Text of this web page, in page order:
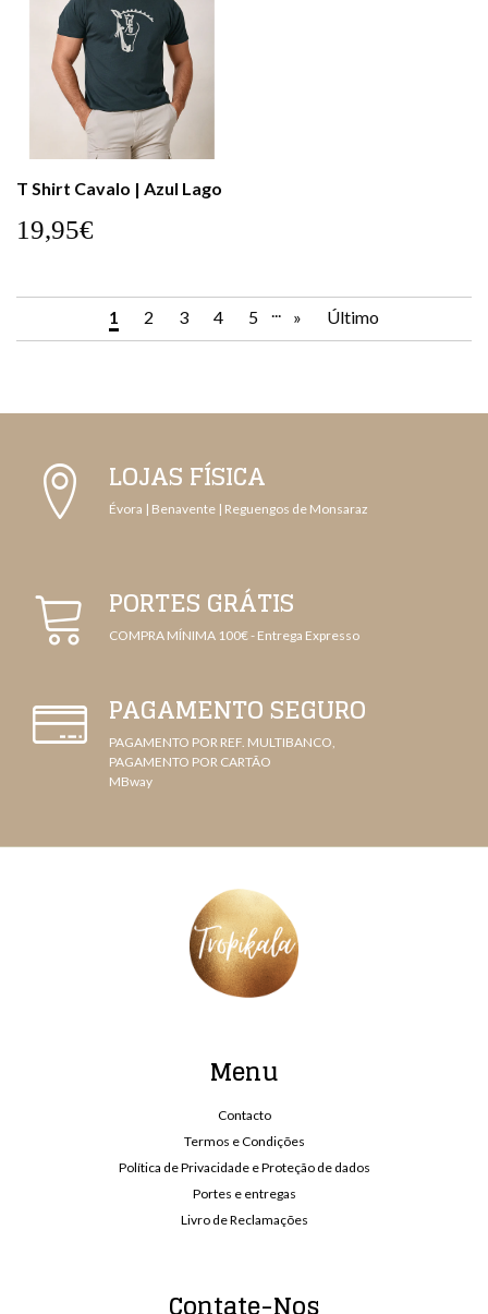
T Shirt Cavalo | Azul Lago
19,95€
1 2 3 4 5 » Último
LOJAS FÍSICA
Évora | Benavente | Reguengos de Monsaraz
PORTES GRÁTIS
COMPRA MÍNIMA 100€ - Entrega Expresso
PAGAMENTO SEGURO
PAGAMENTO POR REF. MULTIBANCO,
PAGAMENTO POR CARTÃO
MBway
Menu
Contacto
Termos e Condições
Política de Privacidade e Proteção de dados
Portes e entregas
Livro de Reclamações